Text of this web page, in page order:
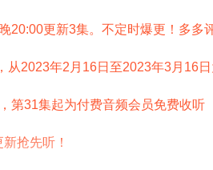
20:00更新3集。不定时爆更！多多
从2023年2月16日至2023年3月16
第31集起为付费音频会员免费收听
抢先听！